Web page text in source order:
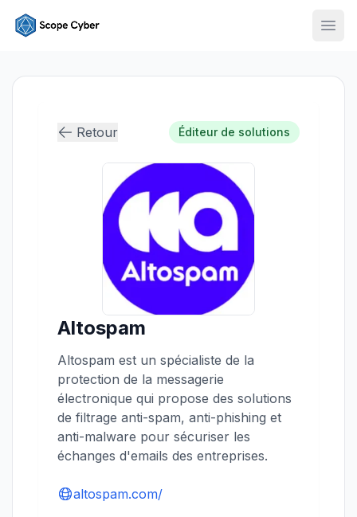
Retour Éditeur de solutions
Altospam
Altospam est un spécialiste de la
protection de la messagerie
électronique qui propose des solutions
de filtrage anti-spam, anti-phishing et
anti-malware pour sécuriser les
échanges d'emails des entreprises.
altospam.com/